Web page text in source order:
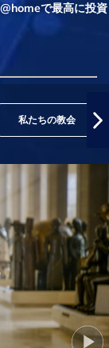
で最高に投資
私たちの教会